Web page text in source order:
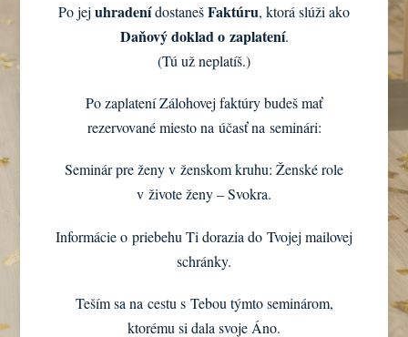
Po jej uhradenídostanešFaktúru, ktorá slúži ako
Daňový doklad o zaplatení.
(Tú už neplatíš.)
Po zaplatení Zálohovej faktúry budeš mať
rezervované miesto na účasť na seminári:
Seminár pre ženy v ženskom kruhu: Ženské role
v živote ženy – Svokra.
Informácie o priebehu Ti dorazia do Tvojej mailovej
schránky.
Teším sa na cestu s Tebou týmto seminárom,
ktorému si dala svoje Áno.